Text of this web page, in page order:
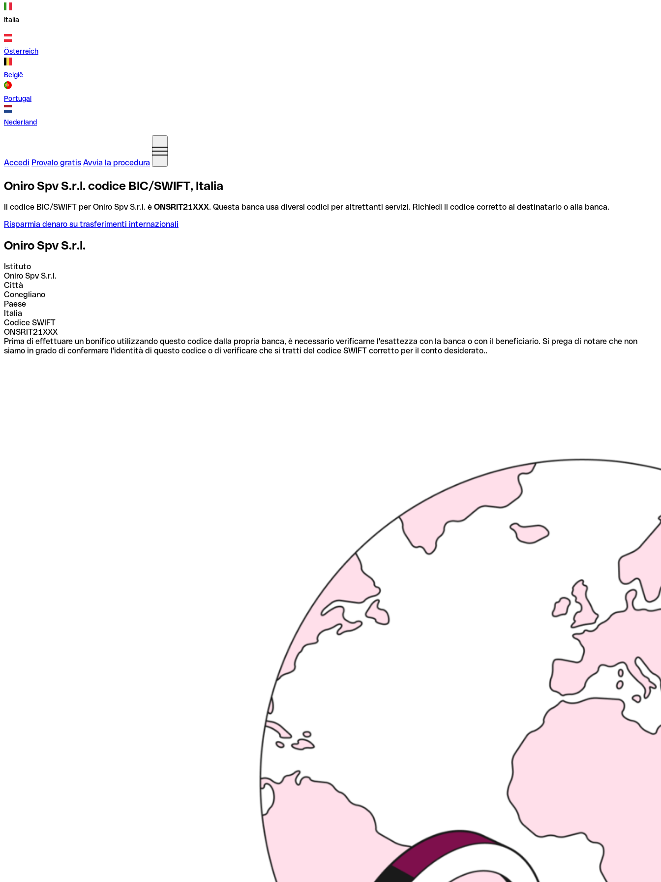
Italia
Österreich
België
Portugal
Nederland
Accedi Provalo gratis Avvia la procedura
Oniro Spv S.r.l. codice BIC/SWIFT, Italia
Il codice BIC/SWIFT per Oniro Spv S.r.l. è ONSRIT21XXX. Questa banca usa diversi codici per altrettanti servizi. Richiedi il codice corretto al destinatario o alla banca.
Risparmia denaro su trasferimenti internazionali
Oniro Spv S.r.l.
Istituto
Oniro Spv S.r.l.
Città
Conegliano
Paese
Italia
Codice SWIFT
ONSRIT21XXX
Prima di effettuare un bonifico utilizzando questo codice dalla propria banca, è necessario verificarne l'esattezza con la banca o con il beneficiario. Si prega di notare che non
siamo in grado di confermare l'identità di questo codice o di verificare che si tratti del codice SWIFT corretto per il conto desiderato..